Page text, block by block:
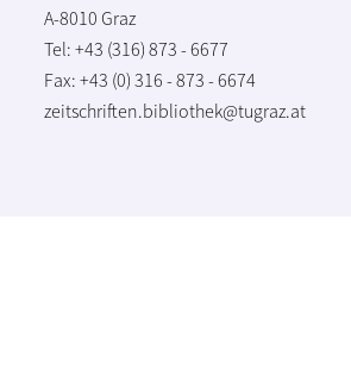
A-8010 Graz
Tel: +43 (316) 873 - 6677
Fax: +43 (0) 316 - 873 - 6674
zeitschriften.bibliothek@tugraz.at